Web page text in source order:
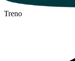
Treno